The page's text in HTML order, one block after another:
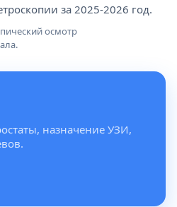
за 2025-2026 год.
осмотр
назначение УЗИ,